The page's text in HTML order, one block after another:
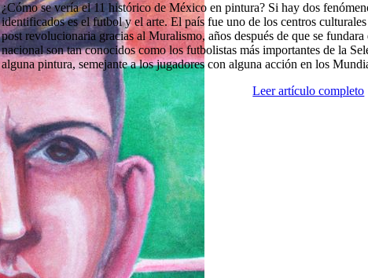
¿Cómo se vería el 11 histórico de México en pintura? Si hay dos
identificados es el futbol y el arte. El país fue uno de los centros
post revolucionaria gracias al Muralismo, años después de que se
nacional son tan conocidos como los futbolistas más importantes de la
alguna pintura, semejante a los jugadores con alguna acción en los
Leer artículo completo